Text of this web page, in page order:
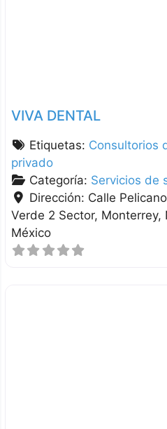
VIVA DENTAL
Etiquetas: Consultorios
privado
Categoría: Servicios de
Dirección: Calle
Verde 2 Sector Monterrey
México